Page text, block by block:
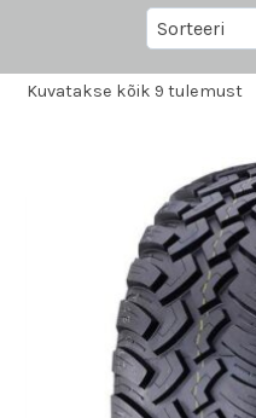
Kuvatakse kõik 9 tulemust